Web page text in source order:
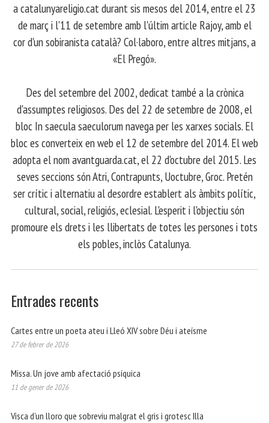
a catalunyareligio.cat durant sis mesos del 2014, entre el 23
de març i l'11 de setembre amb l'últim article Rajoy, amb el
cor d'un sobiranista català? Col·laboro, entre altres mitjans, a
«El Pregó».
​ Des del setembre del 2002, dedicat també a la crònica
d'assumptes religiosos. Des del 22 de setembre de 2008, el
bloc In saecula saeculorum navega per les xarxes socials. El
bloc es converteix en web el 12 de setembre del 2014. El web
adopta el nom avantguarda.cat, el 22 d'octubre del 2015. Les
seves seccions són Atri, Contrapunts, Uoctubre, Groc. Pretén
ser crític i alternatiu al desordre establert als àmbits polític,
cultural, social, religiós, eclesial. L'esperit i l'objectiu són
promoure els drets i les llibertats de totes les persones i tots
els pobles, inclòs Catalunya.
Entrades recents
Cartes entre un poeta ateu i Lleó XIV sobre Déu i ateísme
27 de febrer de 2026
Missa. Un jove amb afectació psíquica
11 de gener de 2026
Visca d’un lloro que sobreviu malgrat el gris i grotesc Illa